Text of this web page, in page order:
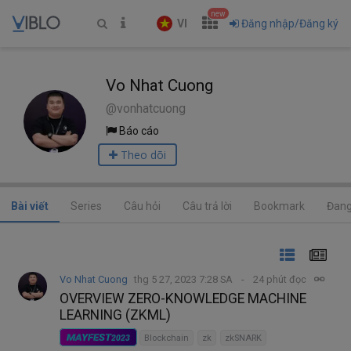
VI
new
Đăng nhập/Đăng ký
Vo Nhat Cuong
@vonhatcuong
Báo cáo
Theo dõi
Bài viết Series Câu hỏi Câu trả lời Bookmark
Vo Nhat Cuong thg 5 27, 2023 7:28 SA 24 phút đọc
OVERVIEW ZERO-KNOWLEDGE MACHINE
LEARNING (ZKML)
MAYFEST2023 Blockchain zk zkSNARK